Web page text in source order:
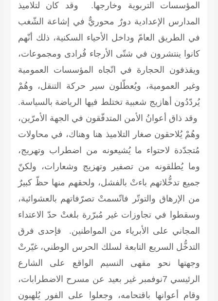
المؤسسات التربوية وخارجها. وقد كان لتلاميذ
المدارس الإعدادية دورٌ محوريٌّ في إشاعة الشّغب
في الطريق العامّ وداخل الأحياء السكنية، ذلك أنّهم
كانوا ينتشرون في شتّى الأرجاء فُرادى ومجموعات،
ويقذفون الحجارة في اتّجاه المؤسسات العمومية
وغير العمومية، ويُعطّلون سير حركة التنقل، وهُمْ
يُردّدُون أهازيج شعبية تختلط فيها الرياضة بالسياسة.
وقد ذاق أعوانُ الأمن المتدفّقون في الجهة الأمرّين،
وهُمْ يُلاحقون صغار التلاميذ هنا وهناك، في محاولات
مُتجدّدة لاحتواء ما يُشيعونه من اضطراب وتهريج،
وما يُطلقونه من تصفير وتهزيج وشعارات، ولكنّ
جميع تدخُّلاتهم باءتْ بالفشل، ولحقهم منها حظّ كبيرٌ
من الإرهاق والتوتّر فاتّسمتْ تصرّفاتهم بالعشوائية،
وسقطوا في تجاوزات غير مُبرّرة بلغتْ حدّ الاعتداء
المجاني على الأبرياء من المواطنين. فإحدى فرق
التدخُّل السريع التابعة لسلك الحرس الوطني، غيّرتْ
وجهتها نحو مقهى النسيم الواقع على الشارع
الرئيسي 7نوفمبر غير بعيد عن مسرح الاضطرابات،
وقام أعوانها باقتحامه، وجعلوا على الفور يُلهبون